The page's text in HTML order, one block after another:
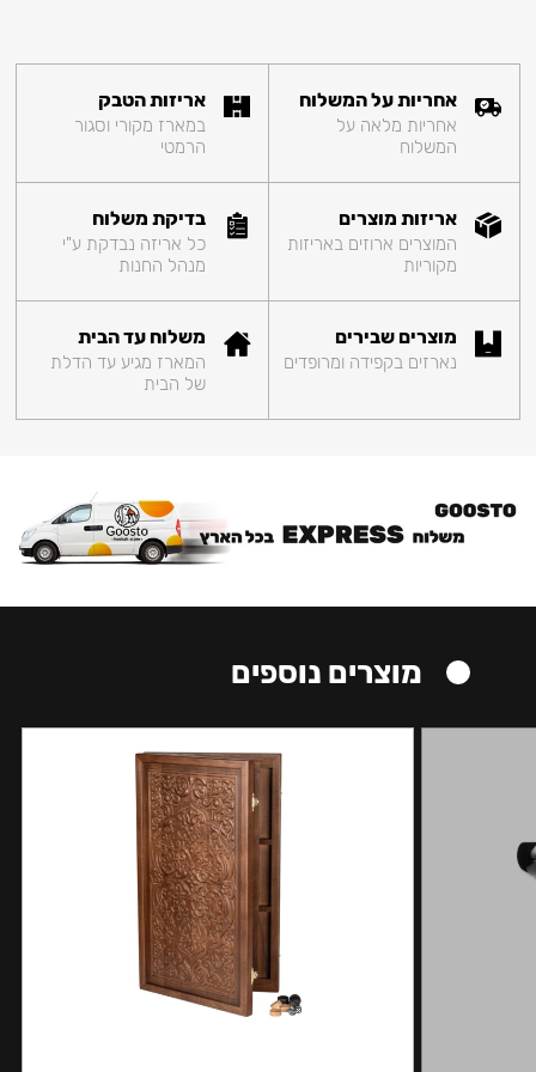
אחריות על המשלוח
אחריות מלאה על
המשלוח
אריזות הטבק
במארז מקורי וסגור
הרמטי
אריזות מוצרים
המוצרים ארוזים באריזות
מקוריות
בדיקת משלוח
כל אריזה נבדקת ע"י
מנהל החנות
מוצרים שבירים
נארזים בקפידה ומרופדים
משלוח עד הבית
המארז מגיע עד הדלת
של הבית
מוצרים נוספים